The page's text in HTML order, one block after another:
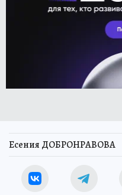
Есения ДОБРОНРАВОВА